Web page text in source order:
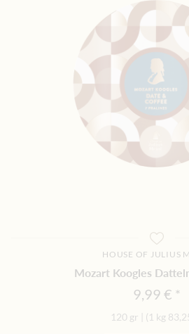
HOUSE OF JULIUS
Mozart Koogles
9,99 €
120 gr (1 kg